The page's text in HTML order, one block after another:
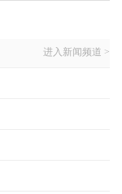
进入新闻频道 >